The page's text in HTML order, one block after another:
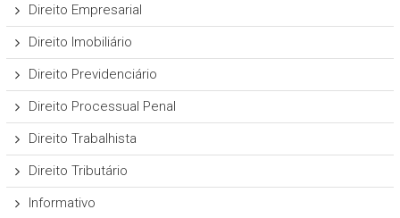
Direito Empresarial
Direito Imobiliário
Direito Previdenciário
Direito Processual Penal
Direito Trabalhista
Direito Tributário
Informativo